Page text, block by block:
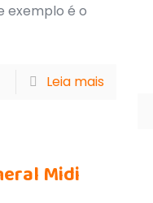
exemplo é o
Leia mais
Midi